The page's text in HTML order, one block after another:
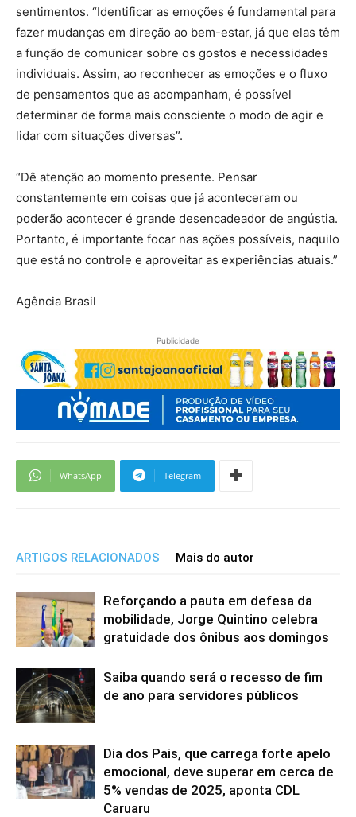
sentimentos. “Identificar as emoções é fundamental para
fazer mudanças em direção ao bem-estar, já que elas têm
a função de comunicar sobre os gostos e necessidades
individuais. Assim, ao reconhecer as emoções e o fluxo
de pensamentos que as acompanham, é possível
determinar de forma mais consciente o modo de agir e
lidar com situações diversas”.
“Dê atenção ao momento presente. Pensar
constantemente em coisas que já aconteceram ou
poderão acontecer é grande desencadeador de angústia.
Portanto, é importante focar nas ações possíveis, naquilo
que está no controle e aproveitar as experiências atuais.”
Agência Brasil
Publicidade
WhatsApp Telegram
ARTIGOS RELACIONADOS Mais do autor
Reforçando a pauta em defesa da
mobilidade, Jorge Quintino celebra
gratuidade dos ônibus aos domingos
Saiba quando será o recesso de fim
de ano para servidores públicos
Dia dos Pais, que carrega forte apelo
emocional, deve superar em cerca de
5% vendas de 2025, aponta CDL
Caruaru